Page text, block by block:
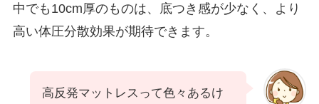
中でも10cm厚のものは、底つき感が少なく、より
高い体圧分散効果が期待できます。
高反発マットレスって色々あるけ